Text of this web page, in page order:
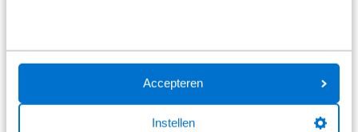
Accepteren
Instellen
Belasting
U betaalt geen wegenbelasting. Dit is onderdeel